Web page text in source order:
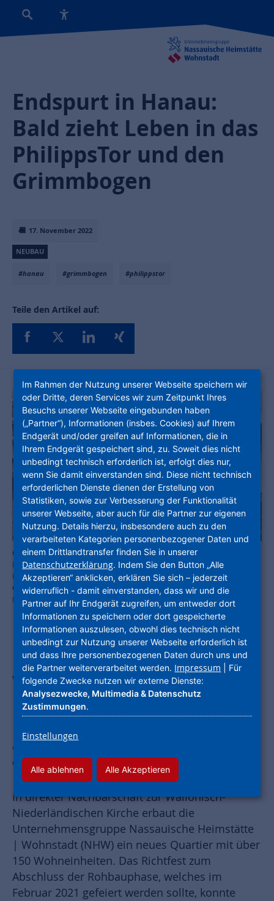
17. November 2022
NEUBAU
#hanau #grimmbogen #philippstor
Teile den Artikel auf:
Endspurt in Hanau:
Bald zieht Leben in das
PhilippsTor und den
Grimmbogen
Ortstermin in Hanau: (v. re.) Projektleiter Benjamin Gräßer,
Kundenbetreuer Gökhan Toprak, Leiterin des RC Offenbachs Sabine
Mehlis, NHW-Geschäftsführer Dr. Constantin Westphal,
Oberbürgermeister Claus Kaminsky, Martin Bieberle von Marketing
Hanau. Foto: NHW / Strohfeldt
NHW-Geschäftsführer Dr. Constantin
Westphal und der Hanauer OB Claus
Kaminsky erkundigen sich bei einer
aktuellen Stand der neuen
Wohnquartiere
In direkter Nachbarschaft zur Wallonisch-
Niederländischen Kirche erbaut die
Unternehmensgruppe Nassauische Heimstätte
| Wohnstadt (NHW) ein neues Quartier mit über
150 Wohneinheiten. Das Richtfest zum
Abschluss der Rohbauphase, welches im
Februar 2021 gefeiert werden sollte, konnte
Im Rahmen der Nutzung unserer Webseite speichern wir
oder Dritte, deren Services wir zum Zeitpunkt Ihres
Besuchs unserer Webseite eingebunden haben
(„Partner“), Informationen (insbes. Cookies) auf Ihrem
Endgerät und/oder greifen auf Informationen, die in
Ihrem Endgerät gespeichert sind, zu. Soweit dies nicht
unbedingt technisch erforderlich ist, erfolgt dies nur,
wenn Sie damit einverstanden sind. Diese nicht technisch
erforderlichen Dienste dienen der Erstellung von
Statistiken, sowie zur Verbesserung der Funktionalität
unserer Webseite, aber auch für die Partner zur eigenen
Nutzung. Details hierzu, insbesondere auch zu den
verarbeiteten Kategorien personenbezogener Daten und
einem Drittlandtransfer finden Sie in unserer
Datenschutzerklärung. Indem Sie den Button „Alle
Akzeptieren“ anklicken, erklären Sie sich – jederzeit
widerruflich - damit einverstanden, dass wir und die
Partner auf Ihr Endgerät zugreifen, um entweder dort
Informationen zu speichern oder dort gespeicherte
Informationen auszulesen, obwohl dies technisch nicht
unbedingt zur Nutzung unserer Webseite erforderlich ist
und dass Ihre personenbezogenen Daten durch uns und
die Partner weiterverarbeitet werden. Impressum | Für
folgende Zwecke nutzen wir externe Dienste:
Analysezwecke, Multimedia & Datenschutz
Zustimmungen.
Einstellungen
Alle ablehnen Alle Akzeptieren